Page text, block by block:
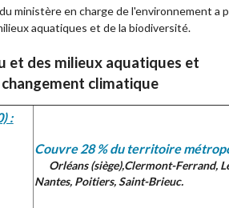
ministère en charge de l'environnement a
aquatiques et de la biodiversité.
et des milieux aquatiques et
climatique
:
Couvre 28 % du territoire
Orléans (siège),Clermont-Ferrand,
Nantes, Poitiers,Saint-Brieuc.